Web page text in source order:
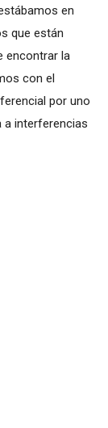
en
que están
encontrar la
con el
por uno
a interferencias